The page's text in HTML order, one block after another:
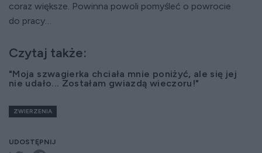
coraz większe. Powinna powoli pomyśleć o powrocie
do pracy…
Czytaj także:
"Moja szwagierka chciała mnie poniżyć, ale się jej
nie udało... Zostałam gwiazdą wieczoru!"
ZWIERZENIA
UDOSTĘPNIJ